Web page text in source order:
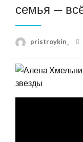
семья —
pristroykin_